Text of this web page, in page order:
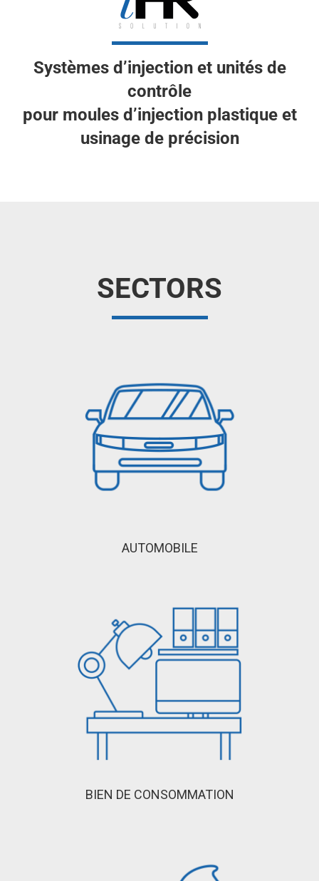
Systèmes d’injection et unités de
contrôle
pour moules d’injection plastique et
usinage de précision
SECTORS
AUTOMOBILE
BIEN DE CONSOMMATION